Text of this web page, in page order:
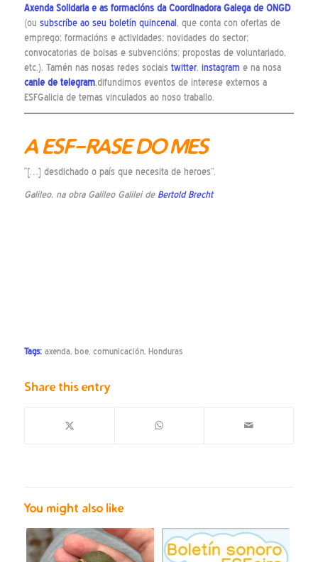
Axenda Solidariae as formaciónsda Coordinadora Galega de ONGD
(ou subscríbe ao seu boletín quincenal , que conta con ofertas de
emprego; formacións e actividades; novidades do sector;
convocatorias de bolsas e subvencións; propostas de voluntariado,
etc.). Tamén nas nosas redes sociais twitter, instagram e na nosa
canle de telegram,difundimos eventos de interese externos a
ESFGalicia de temas vinculados ao noso traballo.
A ESF-RASE DO MES
“[…] desdichado o país que necesita de heroes”.
Galileo, na obra Galileo Galilei de Bertold Brecht
Tags: axenda, boe, comunicación, Honduras
Share this entry
You might also like